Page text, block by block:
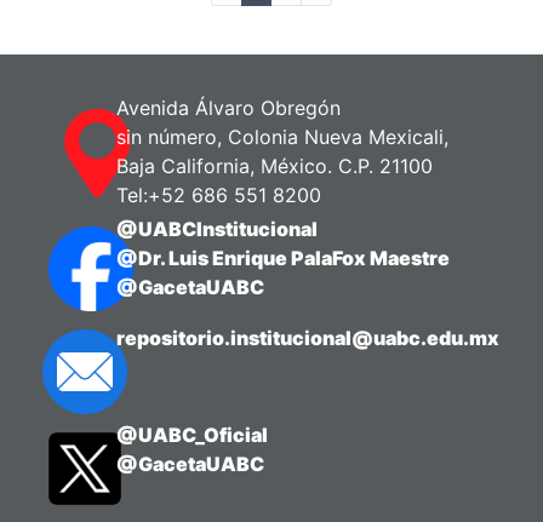
Avenida Álvaro Obregón
sin número, Colonia Nueva Mexicali,
Baja California, México. C.P. 21100
Tel:+52 686 551 8200
@UABCInstitucional
@Dr. Luis Enrique PalaFox Maestre
@GacetaUABC
repositorio.institucional@uabc.edu.mx
@UABC_Oficial
@GacetaUABC